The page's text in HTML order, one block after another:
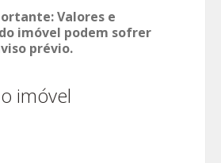
Valores e
imóvel podem sofrer
prévio.
imóvel